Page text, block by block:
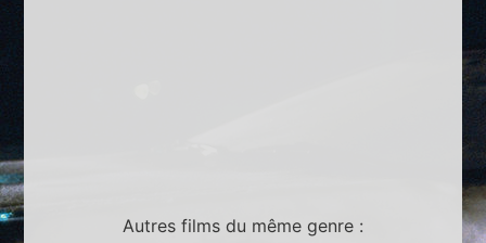
Autres films du même genre :